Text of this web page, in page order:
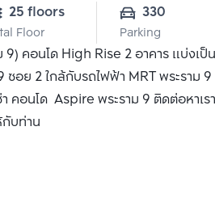
25 floors
Floor
330
Parking
คอนโด High Rise 2 อาคาร แบ่งเ
อย 2 ใกล้กับรถไฟฟ้า MRT พระราม
คอนโด Aspire พระราม 9 ติดต่อหา
กับท่าน